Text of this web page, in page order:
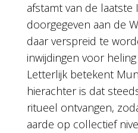
afstamt van de laatste
doorgegeven aan de
daar verspreid te
inwijdingen voor
Letterlijk betekent
hierachter is dat
ritueel ontvangen,
aarde op collectief